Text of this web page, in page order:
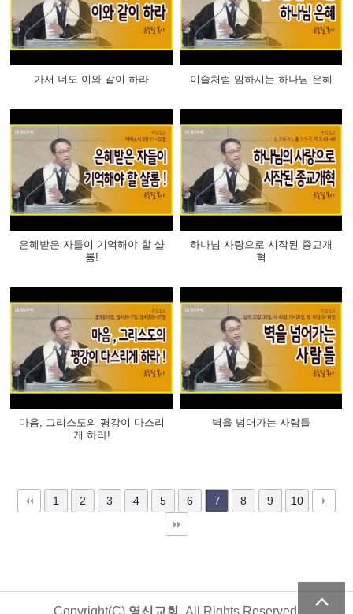
가서 너도 이와 같이 하라 이슬처럼 임하시는 하나님 은혜
은혜받은 자들이 기억해야 할 샬
롬!
하나님 사랑으로 시작된 종교개
혁
마음, 그리스도의 평강이 다스리
게 하라!
벽을 넘어가는 사람들
1 2 3 4 5 6 7 8 9 10